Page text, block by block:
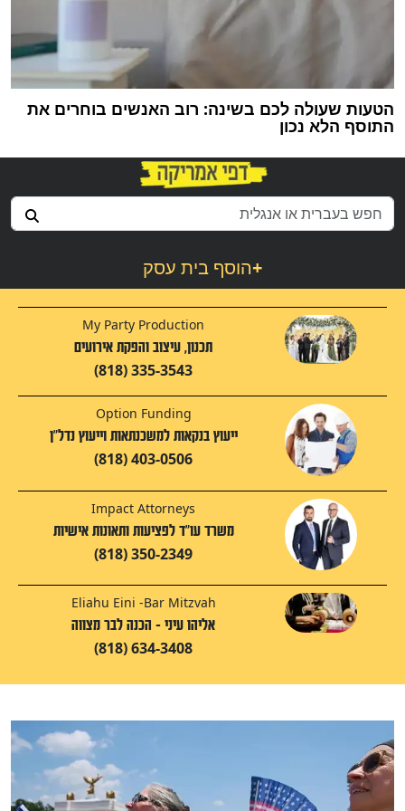
הטעות שעולה לכם בשינה: רוב האנשים בוחרים את
התוסף הלא נכון
הוסף בית עסק+
My Party Production
תכנון, עיצוב והפקת אירועים
(818) 335-3543
Option Funding
ייעוץ בנקאות למשכנתאות וייעוץ נדל"ן
(818) 403-0506
Impact Attorneys
משרד עו"ד לפציעות ותאונות אישיות
(818) 350-2349
Eliahu Eini -Bar Mitzvah
אליהו עיני - הכנה לבר מצווה
(818) 634-3408